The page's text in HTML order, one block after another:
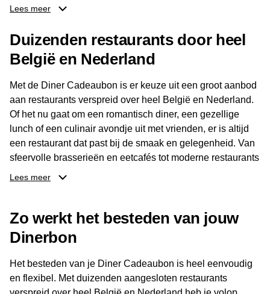
ontvanger eenvoudig een locatie kiezen die past bij de
smaak en gelegenheid. Zo geeft de Diner Cadeaubon niet
alleen een diner, maar ook een gezellig moment om
Lees meer
Duizenden restaurants door heel
België en Nederland
Met de Diner Cadeaubon is er keuze uit een groot aanbod
aan restaurants verspreid over heel België en Nederland.
Of het nu gaat om een romantisch diner, een gezellige
lunch of een culinair avondje uit met vrienden, er is altijd
een restaurant dat past bij de smaak en gelegenheid. Van
sfeervolle brasserieën en eetcafés tot moderne restaurants
en gastronomische locaties: er is voor ieder wat wils.
buurt, bijvoorbeeld in Brussel, Antwerpen, Gent of Brugge.
De ontvanger kiest zelf waar en wanneer er wordt genoten
van deze culinaire ervaring. Zo is de Diner Cadeaubon
niet alleen een diner, maar een bijzondere belevenis.
Lees meer
Zo werkt het besteden van jouw
Dinerbon
Het besteden van je Diner Cadeaubon is heel eenvoudig
en flexibel. Met duizenden aangesloten restaurants